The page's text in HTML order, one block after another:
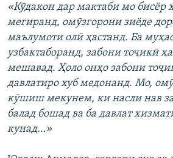
«Кӯдакон дар мактаби мо бисёр
мегиранд, омӯзгорони зиёде
маълумоти олӣ ҳастанд. Ба
узбактаборанд, забони тоҷикӣ
мешавад. Ҳоло онҳо забони
давлатиро хуб медонанд. Мо,
кӯшиш мекунем, ки насли нав
балад бошад ва ба давлат
кунад…»